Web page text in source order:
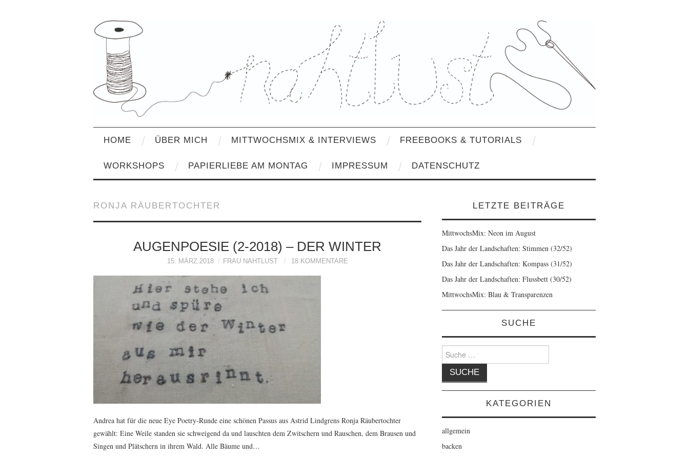
HOME ÜBER MICH MITTWOCHSMIX & INTERVIEWS FREEBOOKS & TUTORIALS
WORKSHOPS PAPIERLIEBE AM MONTAG IMPRESSUM DATENSCHUTZ
RONJA RÄUBERTOCHTER
AUGENPOESIE (2-2018) – DER WINTER
15. MÄRZ 2018 FRAU NAHTLUST 18 KOMMENTARE
Andrea hat für die neue Eye Poetry-Runde eine schönen Passus aus Astrid Lindgrens Ronja Räubertochter
gewählt: Eine Weile standen sie schweigend da und lauschten dem Zwitschern und Rauschen, dem Brausen und
Singen und Plätschern in ihrem Wald. Alle Bäume und…
LETZTE BEITRÄGE
MittwochsMix: Neon im August
Das Jahr der Landschaften: Stimmen (32/52)
Das Jahr der Landschaften: Kompass (31/52)
Das Jahr der Landschaften: Flussbett (30/52)
MittwochsMix: Blau & Transparenzen
SUCHE
Suche
nach:
KATEGORIEN
allgemein
backen